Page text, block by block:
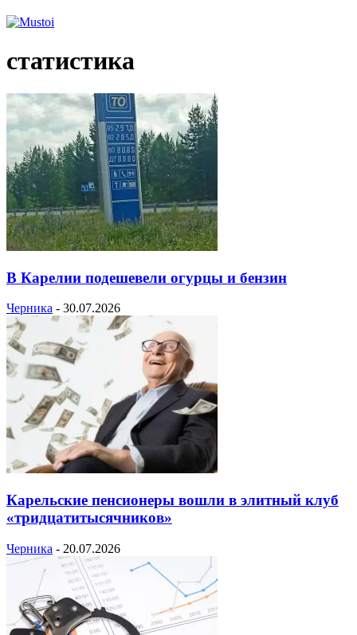
статистика
В Карелии подешевели огурцы и бензин
Черника - 30.07.2026
Карельские пенсионеры вошли в элитный клуб
«тридцатитысячников»
Черника - 20.07.2026